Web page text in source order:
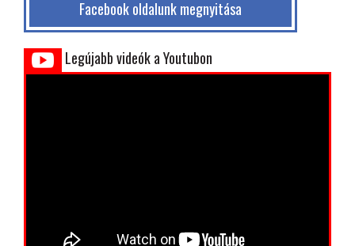
Facebook oldalunk megnyitása
Legújabb videók a Youtubon